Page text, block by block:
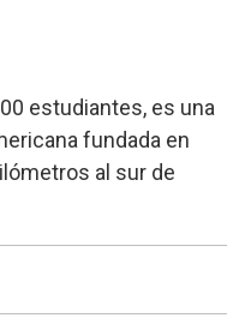
estudiantes, es una
fundada en
al sur de